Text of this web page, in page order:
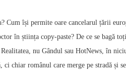
Cum își permite oare cancelarul țării
în știința copy-paste? De ce se bagă
nu Gândul sau HotNews, în
chiar românul care merge pe stradă și